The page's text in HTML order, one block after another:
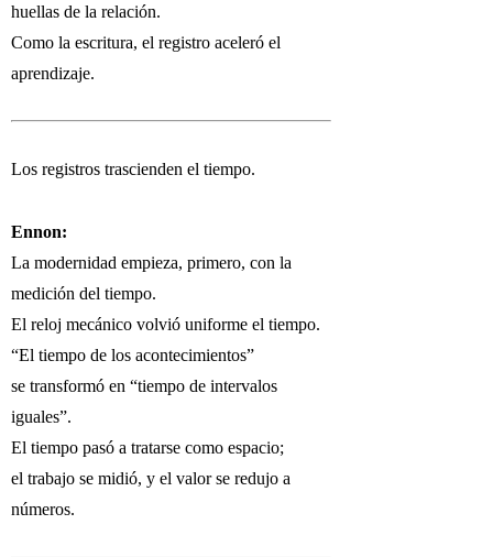
huellas de la relación.
Como la escritura, el registro aceleró el
aprendizaje.
Los registros trascienden el tiempo.
Ennon:
La modernidad empieza, primero, con la
medición del tiempo.
El reloj mecánico volvió uniforme el tiempo.
“El tiempo de los acontecimientos”
se transformó en “tiempo de intervalos
iguales”.
El tiempo pasó a tratarse como espacio;
el trabajo se midió, y el valor se redujo a
números.